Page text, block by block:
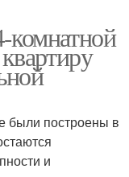
были построены в
и